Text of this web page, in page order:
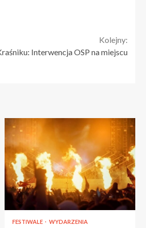
Kolejny:
Interwencja OSP na miejscu
FESTIWALE WYDARZENIA